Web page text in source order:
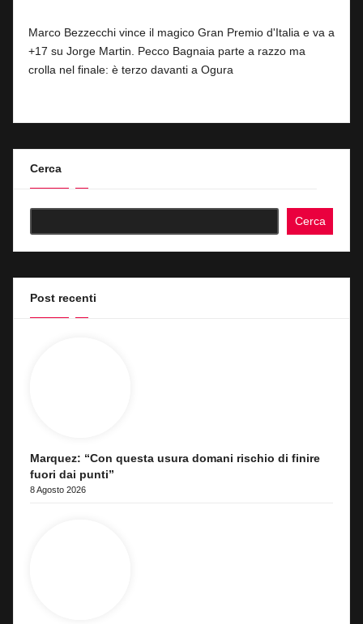
Marco Bezzecchi vince il magico Gran Premio d'Italia e va a
+17 su Jorge Martin. Pecco Bagnaia parte a razzo ma
crolla nel finale: è terzo davanti a Ogura
Cerca
Cerca
Post recenti
Marquez: “Con questa usura domani rischio di finire
fuori dai punti”
8 Agosto 2026